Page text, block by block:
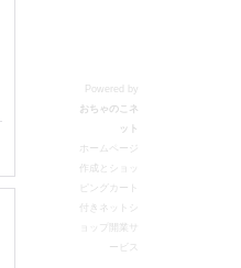
Powered by
おちゃのこネ
ット
ホームページ
作成とショッ
ピングカート
付きネットシ
ョップ開業サ
ービス